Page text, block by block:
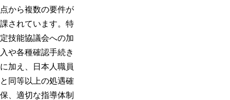
点から複数の要件が
課されています。特
定技能協議会への加
入や各種確認手続き
に加え、日本人職員
と同等以上の処遇確
保、適切な指導体制